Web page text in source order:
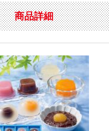
商品詳細